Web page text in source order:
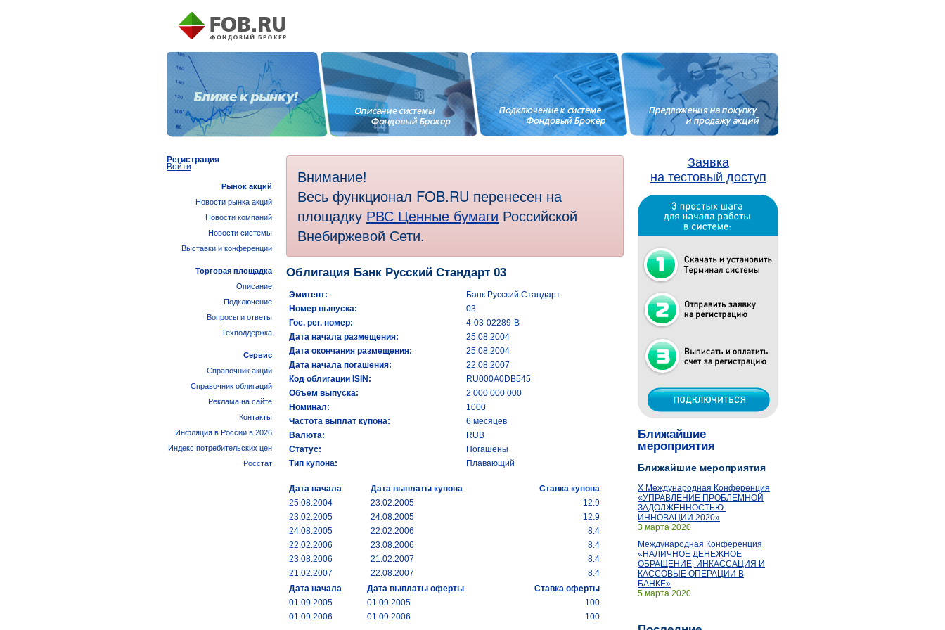
Внимание!
Весь функционал FOB.RU перенесен на
площадку РВС Ценные бумаги Российской
Внебиржевой Сети.
Облигация Банк Русский Стандарт 03
Эмитент:
Банк Русский Стандарт
Номер выпуска:
03
Гос. рег. номер:
4-03-02289-B
Дата начала размещения:
25.08.2004
Дата окончания размещения:
25.08.2004
Дата начала погашения:
22.08.2007
Код облигации ISIN:
RU000A0DB545
Объем выпуска:
2 000 000 000
Номинал:
1000
Частота выплат купона:
6 месяцев
Валюта:
RUB
Статус:
Погашены
Тип купона:
Плавающий
Дата начала Дата выплаты купона
Ставка купона
25.08.2004
23.02.2005
12.9
23.02.2005
24.08.2005
12.9
24.08.2005
22.02.2006
8.4
22.02.2006
23.08.2006
8.4
23.08.2006
21.02.2007
8.4
21.02.2007
22.08.2007
8.4
Дата начала
Дата выплаты оферты
Ставка оферты
01.09.2005
01.09.2005
100
01.09.2006
01.09.2006 100
Заявка
на тестовый доступ
Ближайшие
мероприятия
Ближайшие мероприятия
X Международная Конференция
«УПРАВЛЕНИЕ ПРОБЛЕМНОЙ
ЗАДОЛЖЕННОСТЬЮ.
ИННОВАЦИИ 2020»
3 марта 2020
Международная Конференция
«НАЛИЧНОЕ ДЕНЕЖНОЕ
ОБРАЩЕНИЕ, ИНКАССАЦИЯ И
КАССОВЫЕ ОПЕРАЦИИ В
БАНКЕ»
5 марта 2020
Регистрация
Войти
Рынок акций
Новости рынка акций
Новости компаний
Новости системы
Выставки и конференции
Торговая площадка
Описание
Подключение
Вопросы и ответы
Техподдержка
Сервис
Справочник акций
Справочник облигаций
Реклама на сайте
Контакты
Инфляция в России в 2026
Индекс потребительских цен
Росстат